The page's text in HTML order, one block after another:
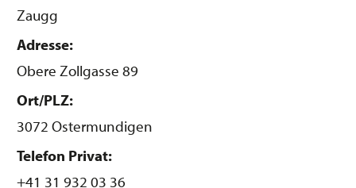
Zaugg
Adresse:
Obere Zollgasse 89
Ort/PLZ:
3072 Ostermundigen
Telefon Privat:
+41 31 932 03 36